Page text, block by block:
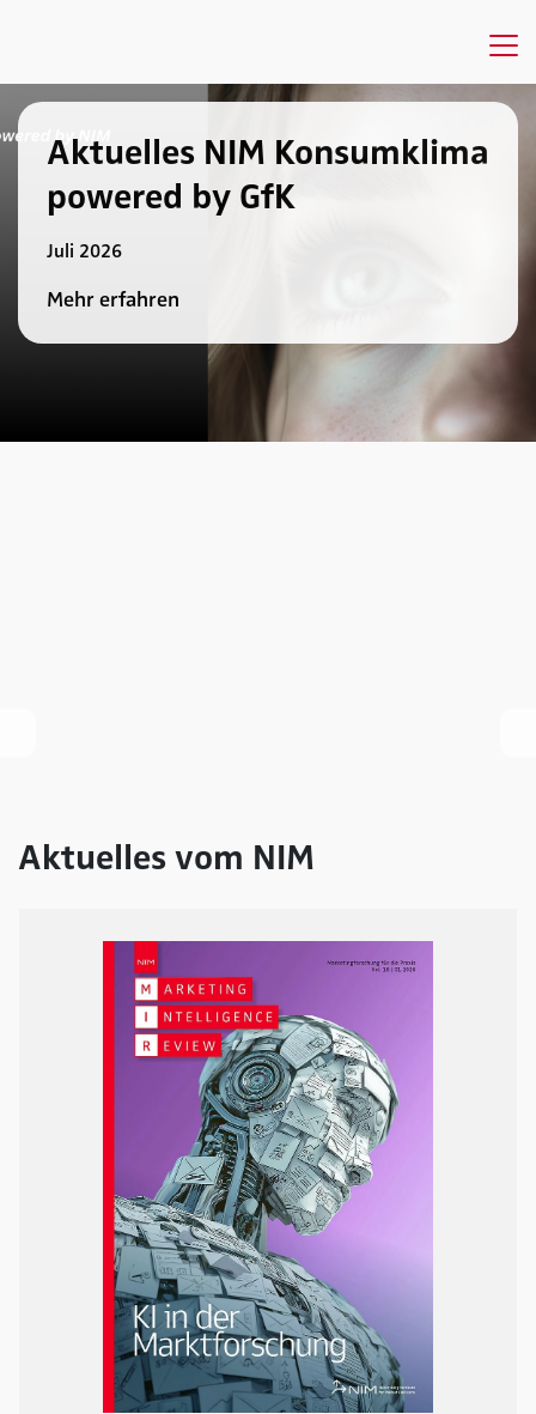
Aktuelles NIM Konsumklima
powered by GfK
Juli 2026
Mehr erfahren
Aktuelles vom NIM